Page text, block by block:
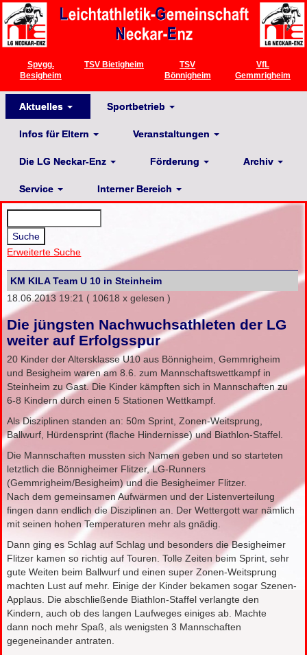
Spvgg.
Besigheim
TSV Bietigheim
TSV
Bönnigheim
VfL
Gemmrigheim
Aktuelles Sportbetrieb
Infos für Eltern Veranstaltungen
Die LG Neckar-Enz Förderung Archiv
Service Interner Bereich
Erweiterte Suche
KM KILA Team U 10 in Steinheim
18.06.2013 19:21 ( 10618 x gelesen )
Die jüngsten Nachwuchsathleten der LG
weiter auf Erfolgsspur
20 Kinder der Altersklasse U10 aus Bönnigheim, Gemmrigheim
und Besigheim waren am 8.6. zum Mannschaftswettkampf in
Steinheim zu Gast. Die Kinder kämpften sich in Mannschaften zu
6-8 Kindern durch einen 5 Stationen Wettkampf.
Als Disziplinen standen an: 50m Sprint, Zonen-Weitsprung,
Ballwurf, Hürdensprint (flache Hindernisse) und Biathlon-Staffel.
Die Mannschaften mussten sich Namen geben und so starteten
letztlich die Bönnigheimer Flitzer, LG-Runners
(Gemmrigheim/Besigheim) und die Besigheimer Flitzer.
Nach dem gemeinsamen Aufwärmen und der Listenverteilung
fingen dann endlich die Disziplinen an. Der Wettergott war nämlich
mit seinen hohen Temperaturen mehr als gnädig.
Dann ging es Schlag auf Schlag und besonders die Besigheimer
Flitzer kamen so richtig auf Touren. Tolle Zeiten beim Sprint, sehr
gute Weiten beim Ballwurf und einen super Zonen-Weitsprung
machten Lust auf mehr. Einige der Kinder bekamen sogar Szenen-
Applaus. Die abschließende Biathlon-Staffel verlangte den
Kindern, auch ob des langen Laufweges einiges ab. Machte
dann noch mehr Spaß, als wenigsten 3 Mannschaften
gegeneinander antraten.